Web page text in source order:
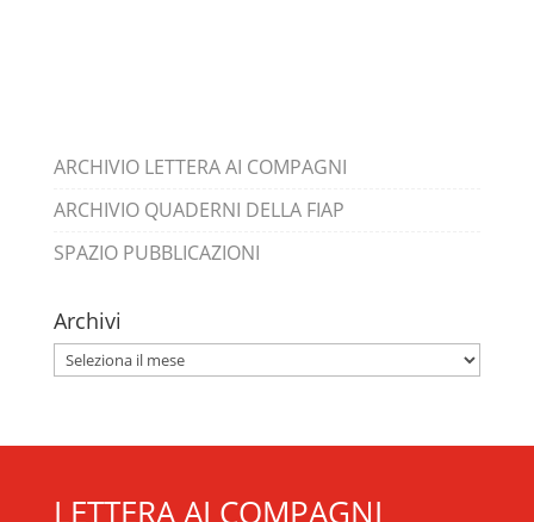
ARCHIVIO LETTERA AI COMPAGNI
ARCHIVIO QUADERNI DELLA FIAP
SPAZIO PUBBLICAZIONI
Archivi
Archivi
LETTERA AI COMPAGNI